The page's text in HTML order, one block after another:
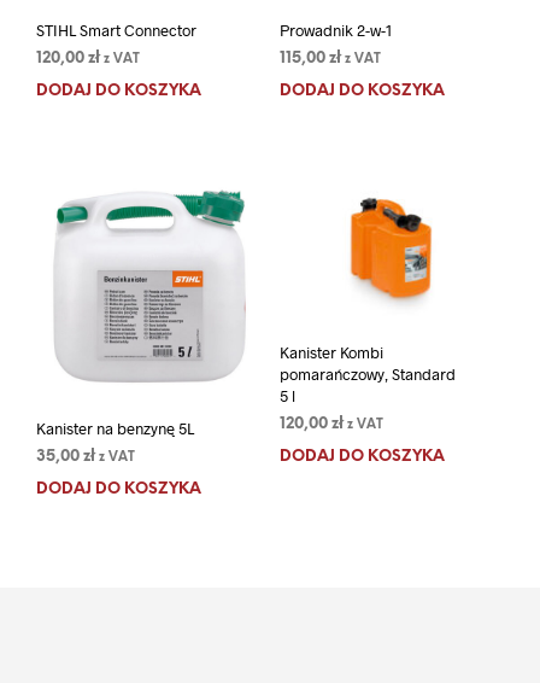
STIHL Smart Connector
120,00 zł z VAT
DODAJ DO KOSZYKA
Prowadnik 2-w-1
115,00 zł z VAT
DODAJ DO KOSZYKA
Kanister na benzynę 5L
35,00 zł z VAT
DODAJ DO KOSZYKA
Kanister Kombi
pomarańczowy, Standard
5 l
120,00 zł z VAT
DODAJ DO KOSZYKA